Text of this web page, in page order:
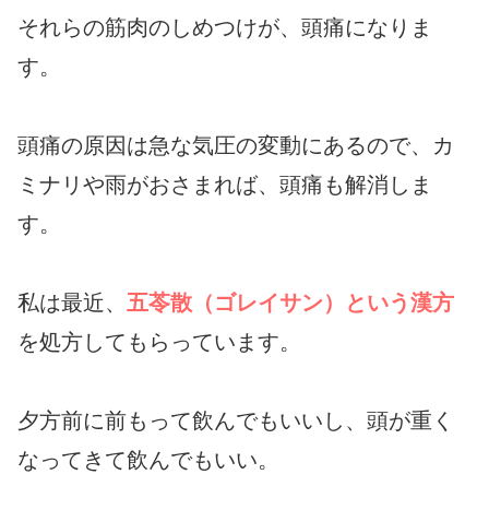
それらの筋肉のしめつけが、頭痛になりま
す。
頭痛の原因は急な気圧の変動にあるので、カ
ミナリや雨がおさまれば、頭痛も解消しま
す。
私は最近、 五苓散（ゴレイサン）という漢方
を処方してもらっています。
夕方前に前もって飲んでもいいし、頭が重く
なってきて飲んでもいい。